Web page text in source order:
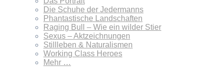
Die Schuhe der Jedermanns
Phantastische Landschaften
Raging Bull – Wie ein wilder Stier
Sexus – Aktzeichnungen
Stillleben & Naturalismen
Working Class Heroes
Mehr …